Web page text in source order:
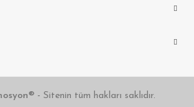
- Sitenin tüm hakları saklıdır.